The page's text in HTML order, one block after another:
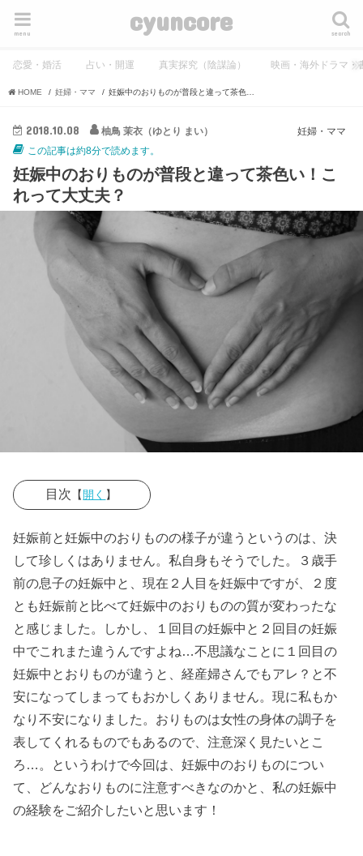
cyuncore search
menu
恋愛・婚活 占い・開運 真実探究（陰謀論） 映画・海外ドラマ・
HOME 妊婦・ママ
妊婦・ママ
2018.10.08
柚鳥 茉衣（ゆとり まい）
この記事は約8分で読めます。
妊娠中のおりものが普段と違って茶色い！こ
れって大丈夫？
目次 【開く 】
› 妊娠中に注意
すべきおりも
のは？血まじ
りや茶色はヤ
バい？
» ≪妊娠
中の茶
色いお
りもの
≫
» ≪妊娠
中のお
妊娠前と妊娠中のおりものの様子が違うというのは、決
して珍しくはありません。私自身もそうでした。３歳手
前の息子の妊娠中と、現在２人目を妊娠中ですが、２度
とも妊娠前と比べて妊娠中のおりものの質が変わったな
と感じました。しかし、１回目の妊娠中と２回目の妊娠
中でこれまた違うんですよね…不思議なことに１回目の
妊娠中とおりものが違うと、経産婦さんでもアレ？と不
安になってしまってもおかしくありません。現に私もか
なり不安になりました。おりものは女性の身体の調子を
表してくれるものでもあるので、注意深く見たいとこ
ろ…。というわけで今回は、妊娠中のおりものについ
て、どんなおりものに注意すべきなのかと、私の妊娠中
の経験をご紹介したいと思います！